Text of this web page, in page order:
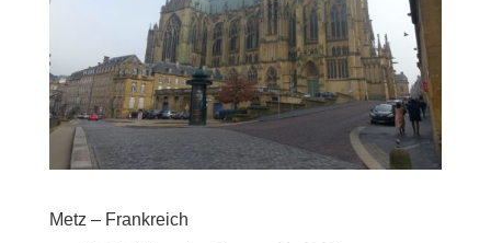
Metz – Frankreich